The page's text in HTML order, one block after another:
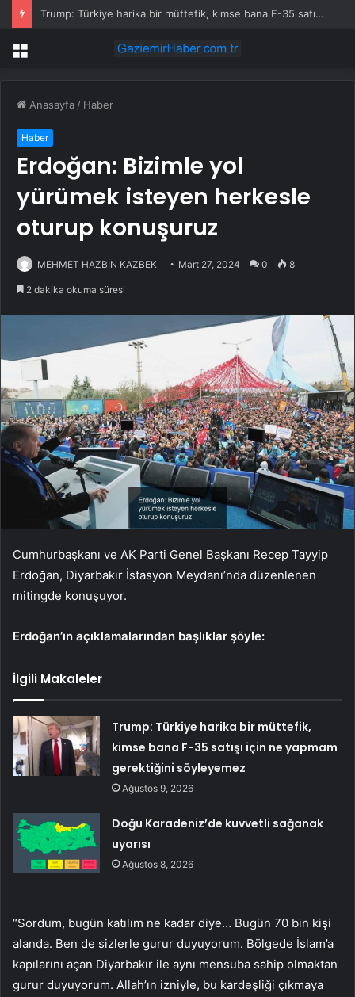
Trump: Türkiye harika bir müttefik, kimse bana F-35 satışı için ne yapmam gerektiğini söyleyemez
Menü
Anasayfa / Haber
Haber
Erdoğan: Bizimle yol
yürümek isteyen herkesle
oturup konuşuruz
MEHMET HAZBİN KAZBEK Mart 27, 2024 0 8
2 dakika okuma süresi
Cumhurbaşkanı ve AK Parti Genel Başkanı Recep Tayyip
Erdoğan, Diyarbakır İstasyon Meydanı’nda düzenlenen
mitingde konuşuyor.
Erdoğan’ın açıklamalarından başlıklar şöyle:
İlgili Makaleler
Trump: Türkiye harika bir müttefik,
kimse bana F-35 satışı için ne yapmam
gerektiğini söyleyemez
Ağustos 9, 2026
Doğu Karadeniz’de kuvvetli sağanak
uyarısı
Ağustos 8, 2026
“Sordum, bugün katılım ne kadar diye… Bugün 70 bin kişi
alanda. Ben de sizlerle gurur duyuyorum. Bölgede İslam’a
kapılarını açan Diyarbakır ile aynı mensuba sahip olmaktan
gurur duyuyorum. Allah’ın izniyle, bu kardeşliği çıkmaya